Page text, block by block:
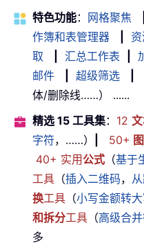
特色功能： 网格聚焦
作簿和表管理器
取
汇总工作表
邮件
超级筛选
体/删除线……） ......
精选 15 工具集： 12
字符，……） 50+
40+ 实用公式 （基于
工具 （插入二维码，
换工具 （小写金额转
和拆分工具 （高级合
多